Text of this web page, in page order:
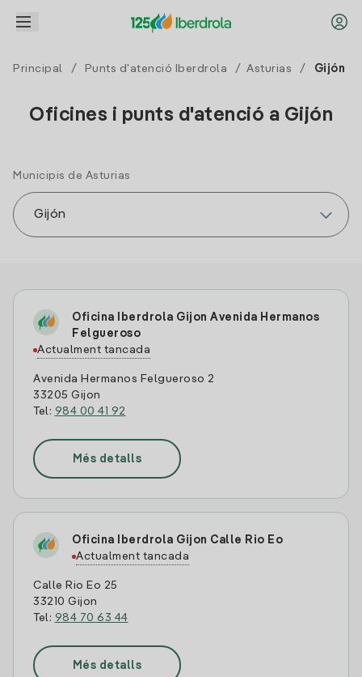
Principal / Punts d'atenció Iberdrola / Asturias / Gijón
Oficines i punts d'atenció a Gijón
Municipis de Asturias
Oficina Iberdrola Gijon Avenida Hermanos
Felgueroso
Actualment tancada
Avenida Hermanos Felgueroso 2
33205 Gijon
Tel: 984 00 41 92
Més detalls
Oficina Iberdrola Gijon Calle Rio Eo
Actualment tancada
Calle Rio Eo 25
33210 Gijon
Tel: 984 70 63 44
Més detalls